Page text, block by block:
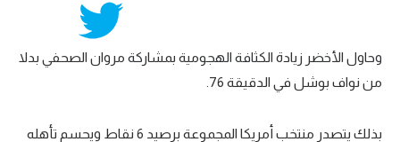
وحاول الأخضر زيادة الكثافة الهجومية بمشاركة مروان الصحفي بدلا
من نواف بوشل في الدقيقة 76.
بذلك يتصدر منتخب أمريكا المجموعة برصيد 6 نقاط ويحسم تأهله